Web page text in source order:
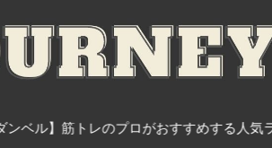
のプロがおすすめする人気ランキング10選